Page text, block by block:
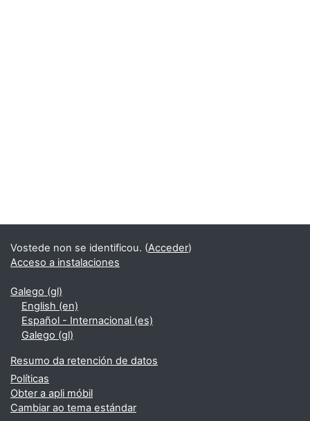
Vostede non se identificou. (Acceder)
Acceso a instalaciones
Galego ‎(gl)‎
English ‎(en)‎
Español - Internacional ‎(es)‎
Galego ‎(gl)‎
Resumo da retención de datos
Políticas
Obter a apli móbil
Cambiar ao tema estándar